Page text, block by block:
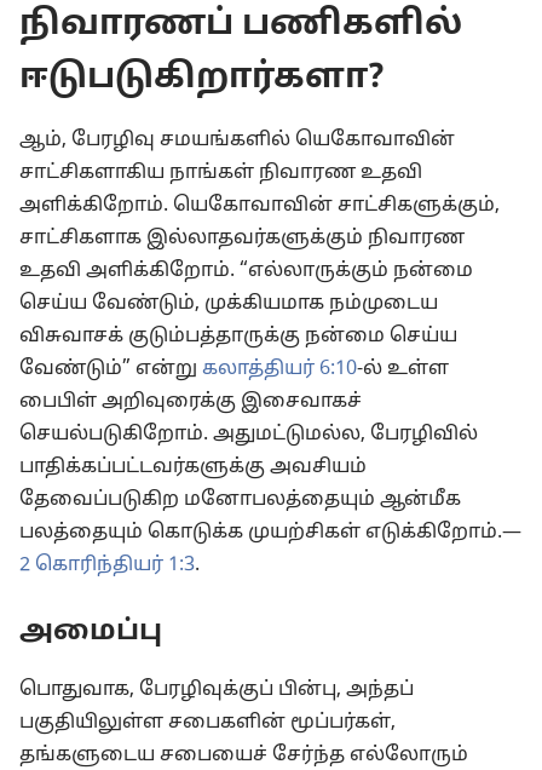
நிவாரணப் பணிகளில்
ஈடுபடுகிறார்களா?
ஆம், பேரழிவு சமயங்களில் யெகோவாவின்
சாட்சிகளாகிய நாங்கள் நிவாரண உதவி
அளிக்கிறோம். யெகோவாவின் சாட்சிகளுக்கும்,
சாட்சிகளாக இல்லாதவர்களுக்கும் நிவாரண
உதவி அளிக்கிறோம். “எல்லாருக்கும் நன்மை
செய்ய வேண்டும், முக்கியமாக நம்முடைய
விசுவாசக் குடும்பத்தாருக்கு நன்மை செய்ய
வேண்டும்” என்று கலாத்தியர் 6:10-ல் உள்ள
பைபிள் அறிவுரைக்கு இசைவாகச்
செயல்படுகிறோம். அதுமட்டுமல்ல, பேரழிவில்
பாதிக்கப்பட்டவர்களுக்கு அவசியம்
தேவைப்படுகிற மனோபலத்தையும் ஆன்மீக
பலத்தையும் கொடுக்க முயற்சிகள் எடுக்கிறோம்.—
2 கொரிந்தியர் 1:3.
அமைப்பு
பொதுவாக, பேரழிவுக்குப் பின்பு, அந்தப்
பகுதியிலுள்ள சபைகளின் மூப்பர்கள்,
தங்களுடைய சபையைச் சேர்ந்த எல்லோரும்